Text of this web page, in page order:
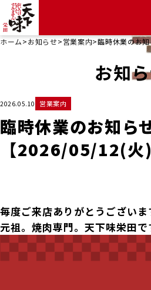
ホーム>お知らせ>営業案内>臨時休業のお
お知
2026.05.10 営業案内
臨時休業のお知ら
【2026/05/12(火)
毎度ご来店ありがとうございま
元祖。焼肉専門。天下味栄田で